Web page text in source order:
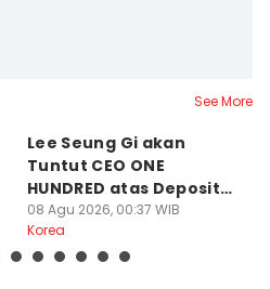
See More
Lee Seung Gi akan
Tuntut CEO ONE
HUNDRED atas Deposit
Rumah Rp132 M
08 Agu 2026, 00:37 WIB
Korea